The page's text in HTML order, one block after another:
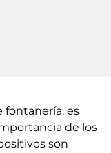
fontanería, es
de los
son